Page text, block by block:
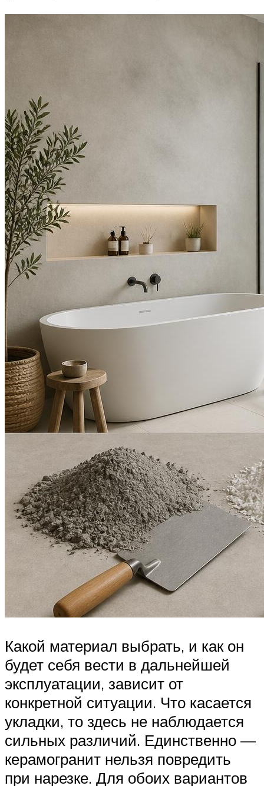
Какой материал выбрать, и как он
будет себя вести в дальнейшей
эксплуатации, зависит от
конкретной ситуации. Что касается
укладки, то здесь не наблюдается
сильных различий. Единственно —
керамогранит нельзя повредить
при нарезке. Для обоих вариантов